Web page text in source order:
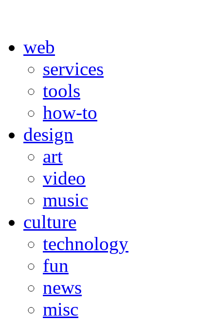
web
services
tools
how-to
design
art
video
music
culture
technology
fun
news
misc